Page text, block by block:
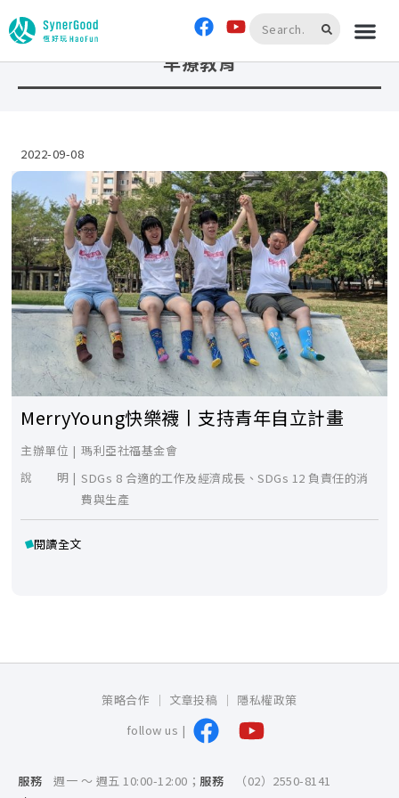
首頁»早療教育
早療教育
2022-09-08
MerryYoung快樂襪丨支持青年自立計畫
主辦單位 | 瑪利亞社福基金會
說 明 | SDGs 8 合適的工作及經濟成長、SDGs 12 負責任的消
費與生產
閱讀全文
服務
週一 ～ 週五 10:00-12:00； 服務
（02）2550-8141
策略合作 文章投稿
隱私權政策
follow us |